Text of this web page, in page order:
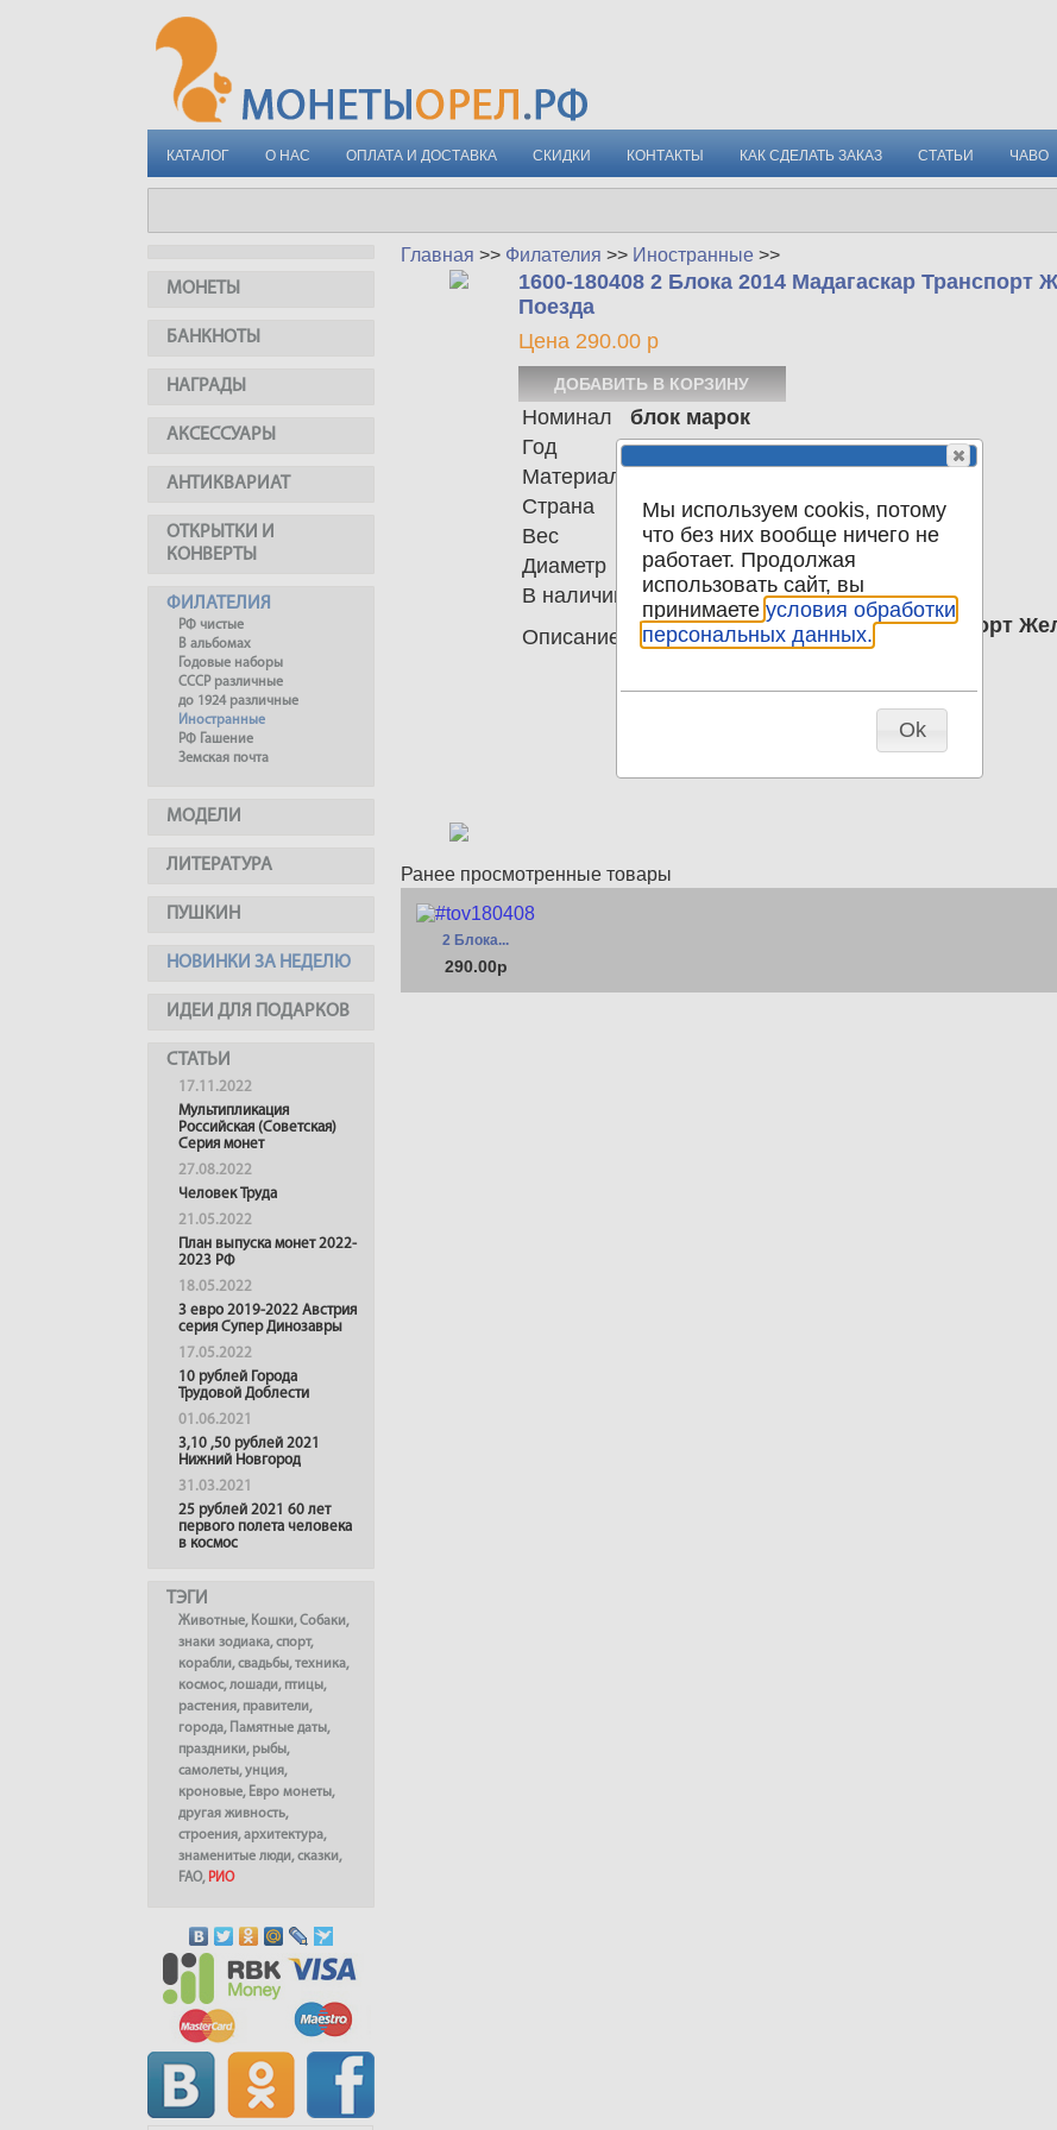
КАТАЛОГ О НАС ОПЛАТА И ДОСТАВКА СКИДКИ КОНТАКТЫ КАК СДЕЛАТЬ ЗАКАЗ СТАТЬИ ЧАВО
МОНЕТЫ
БАНКНОТЫ
НАГРАДЫ
АКСЕССУАРЫ
АНТИКВАРИАТ
ОТКРЫТКИ И
КОНВЕРТЫ
ФИЛАТЕЛИЯ
РФ чистые
В альбомах
Годовые наборы
СССР различные
до 1924 различные
Иностранные
РФ Гашение
Земская почта
МОДЕЛИ
ЛИТЕРАТУРА
ПУШКИН
НОВИНКИ ЗА НЕДЕЛЮ
ИДЕИ ДЛЯ ПОДАРКОВ
СТАТЬИ
17.11.2022
Мультипликация
Российская (Советская)
Серия монет
27.08.2022
Человек Труда
21.05.2022
План выпуска монет 2022-
2023 РФ
18.05.2022
3 евро 2019-2022 Австрия
серия Супер Динозавры
17.05.2022
10 рублей Города
Трудовой Доблести
01.06.2021
3,10 ,50 рублей 2021
Нижний Новгород
31.03.2021
25 рублей 2021 60 лет
первого полета человека
в космос
ТЭГИ
Животные, Кошки,Собаки,
знаки зодиака,спорт,
корабли,свадьбы,техника,
космос,лошади, птицы,
растения, правители,
города, Памятные даты,
праздники, рыбы,
самолеты,унция,
кроновые, Евро монеты,
другая живность,
строения,архитектура,
знаменитые люди,сказки,
FAO, РИО
Главная >> Филателия >> Иностранные >>
1600-180408 2 Блока 2014 Мадагаскар
Поезда
Цена 290.00 р
Номинал
блок марок
Год
2014
Материал
Страна
Мадагаскар
Вес
0.00
Диаметр
0.00
В наличии
Описание
2 Блока 2014 Мадагаскар Транспорт
Поезда
Ранее просмотренные товары
2 Блока...
290.00р
Мы используем cookis, потому
что без них вообще ничего не
работает. Продолжая
использовать сайт, вы
принимаете условия обработки
персональных данных.
Ok